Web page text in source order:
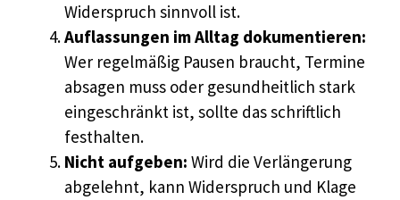
Widerspruch sinnvoll ist.
Auflassungen im Alltag dokumentieren:
Wer regelmäßig Pausen braucht, Termine
absagen muss oder gesundheitlich stark
eingeschränkt ist, sollte das schriftlich
festhalten.
Nicht aufgeben: Wird die Verlängerung
abgelehnt, kann Widerspruch und Klage